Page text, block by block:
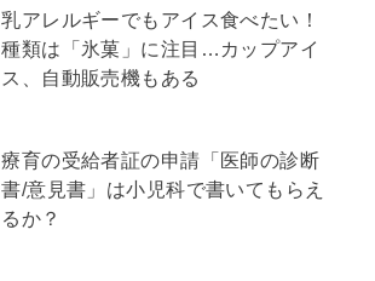
乳アレルギーでもアイス食べたい！
種類は「氷菓」に注目…カップアイ
ス、自動販売機もある
療育の受給者証の申請「医師の診断
書/意見書」は小児科で書いてもらえ
るか？